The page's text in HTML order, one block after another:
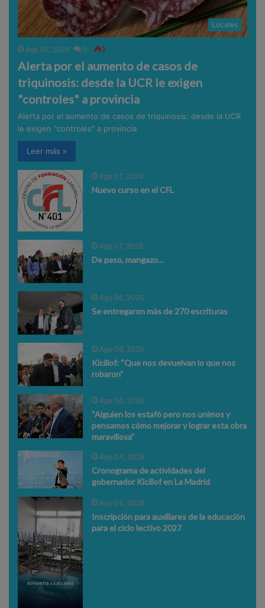
Locales
Ago 07, 2026 0 3
Alerta por el aumento de casos de
triquinosis: desde la UCR le exigen
"controles" a provincia
Alerta por el aumento de casos de triquinosis: desde la UCR
le exigen "controles" a provincia
Leer más »
Ago 07, 2026
Nuevo curso en el CFL
Ago 07, 2026
De paso, mangazo…
Ago 06, 2026
Se entregaron más de 270 escrituras
Ago 06, 2026
Kicillof: “Que nos devuelvan lo que nos
robaron”
Ago 06, 2026
“Alguien los estafó pero nos unimos y
pensamos cómo mejorar y lograr esta obra
maravillosa”
Ago 04, 2026
Cronograma de actividades del
gobernador Kicillof en La Madrid
Ago 04, 2026
Inscripción para auxiliares de la educación
para el ciclo lectivo 2027